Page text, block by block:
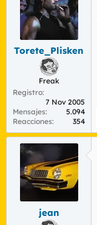
Torete_Plisken
Freak
Registro
7 Nov 2005
Mensajes
5.094
Reacciones
354
jean